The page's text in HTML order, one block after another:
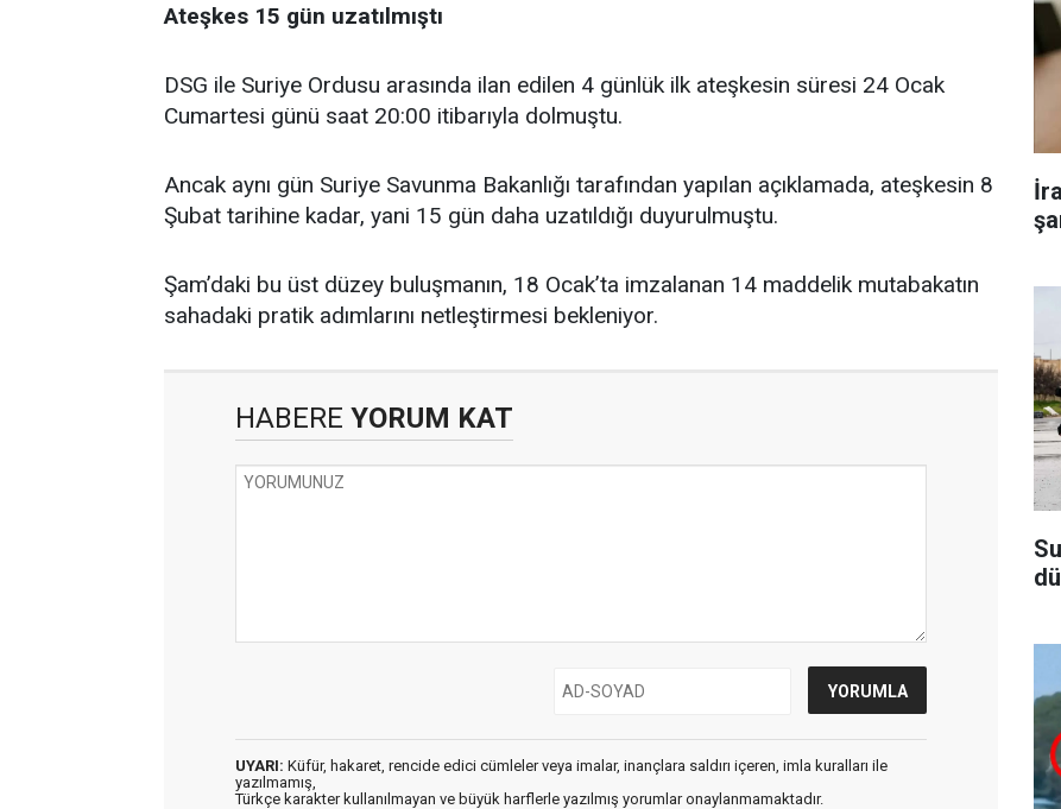
Ateşkes 15 gün uzatılmıştı
DSG ile Suriye Ordusu arasında ilan edilen 4 günlük ilk ateşkesin süresi 24 Ocak
Cumartesi günü saat 20:00 itibarıyla dolmuştu.
Ancak aynı gün Suriye Savunma Bakanlığı tarafından yapılan açıklamada, ateşkesin 8
Şubat tarihine kadar, yani 15 gün daha uzatıldığı duyurulmuştu.
Şam’daki bu üst düzey buluşmanın, 18 Ocak’ta imzalanan 14 maddelik mutabakatın
sahadaki pratik adımlarını netleştirmesi bekleniyor.
HABERE YORUM KAT
UYARI: Küfür, hakaret, rencide edici cümleler veya imalar, inançlara saldırı içeren, imla kuralları ile
yazılmamış,
Türkçe karakter kullanılmayan ve büyük harflerle yazılmış yorumlar onaylanmamaktadır.